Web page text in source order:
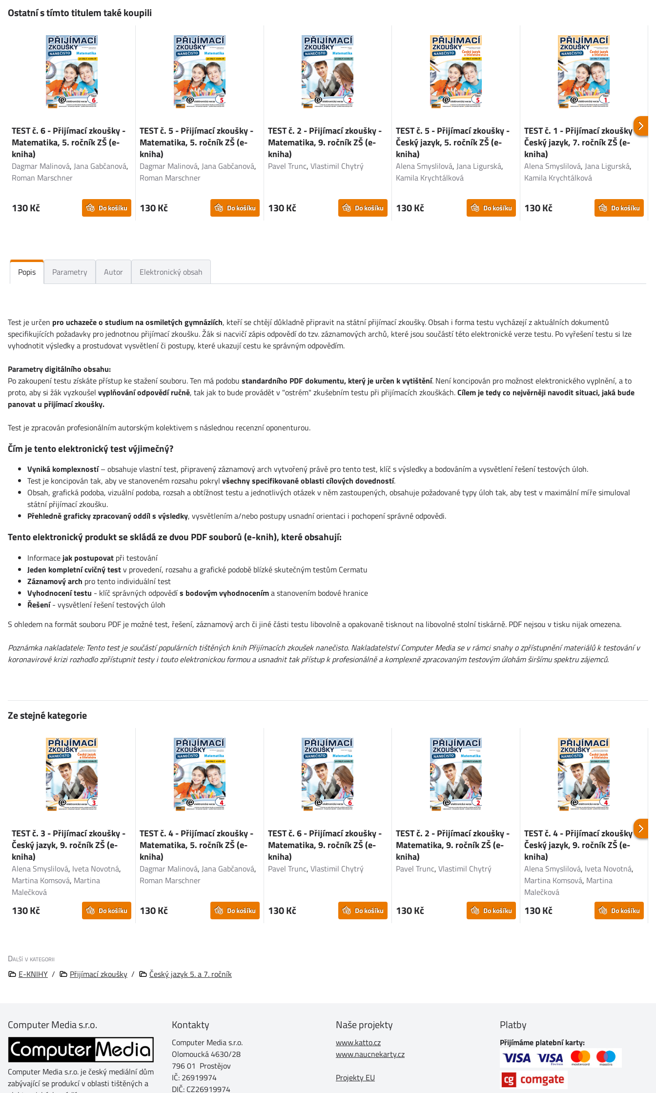
Ostatní s tímto titulem také koupili
TEST č. 6 - Přijímací zkoušky -
Matematika, 5. ročník ZŠ (e-
kniha)
Dagmar Malinová, Jana Gabčanová,
Roman Marschner
130 Kč Do košíku
TEST č. 5 - Přijímací zkoušky -
Matematika, 5. ročník ZŠ (e-
kniha)
Dagmar Malinová,Jana Gabčanová,
Roman Marschner
130 Kč Do košíku
TEST č. 2 - Přijímací zkoušky -
Matematika, 9. ročník ZŠ (e-
kniha)
Pavel Trunc, Vlastimil Chytrý
130 Kč Do košíku
TEST č. 5 - Přijímací zkoušky -
Český jazyk, 5. ročník ZŠ (e-
kniha)
Alena Smyslilová,Jana Ligurská,
Kamila Krychtálková
130 Kč Do košíku
TEST č. 1 - Přijímací zkoušky -
Český jazyk, 7. ročník ZŠ (e-
kniha)
Alena Smyslilová, Jana Ligurská,
Kamila Krychtálková
130 Kč Do košíku
Popis Parametry Autor Elektronický obsah
Test je určen pro uchazeče o studium na osmiletých gymnáziích, kteří se chtějí důkladně připravit na státní přijímací zkoušky. Obsah i forma testu vycházejí z aktuálních dokumentů
specifikujících požadavky pro jednotnou přijímací zkoušku. Žák si nacvičí zápis odpovědí do tzv. záznamových archů, které jsou součástí této elektronické verze testu. Po vyřešení testu si lze
vyhodnotit výsledky a prostudovat vysvětlení či postupy, které ukazují cestu ke správným odpovědím.
Parametry digitálního obsahu:
Po zakoupení testu získáte přístup ke stažení souboru. Ten má podobu standardního PDF dokumentu, který je určen k vytištění. Není koncipován pro možnost elektronického vyplnění, a to
proto, aby si žák vyzkoušel vyplňování odpovědí ručně, tak jak to bude provádět v "ostrém" zkušebním testu při přijímacích zkouškách.Cílem je tedy co nejvěrněji navodit situaci, jaká bude
panovat u přijímací zkoušky.
Test je zpracován profesionálním autorským kolektivem s následnou recenzní oponenturou.
Čím je tento elektronický test výjimečný?
Vyniká komplexností– obsahuje vlastní test, připravený záznamový arch vytvořený právě pro tento test, klíč s výsledky a bodováním a vysvětlení řešení testových úloh.
Test je koncipován tak, aby ve stanoveném rozsahu pokryl všechny specifikované oblasti cílových dovedností.
Obsah, grafická podoba, vizuální podoba, rozsah a obtížnost testu a jednotlivých otázek v něm zastoupených, obsahuje požadované typy úloh tak, aby test v maximální míře simuloval
státní přijímací zkoušku.
Přehledně graficky zpracovaný oddíl s výsledky, vysvětlením a/nebo postupy usnadní orientaci i pochopení správné odpovědi.
Tento elektronický produkt se skládá ze dvou PDF souborů (e-knih), které obsahují:
Informace jak postupovat při testování
Jeden kompletní cvičný testv provedení, rozsahu a grafické podobě blízké skutečným testům Cermatu
Záznamový arch pro tento individuální test
Vyhodnocení testu - klíč správných odpovědís bodovým vyhodnoceníma stanovením bodové hranice
Řešení- vysvětlení řešení testových úloh
S ohledem na formát souboru PDF je možné test, řešení, záznamový arch či jiné části testu libovolně a opakovaně tisknout na libovolné stolní tiskárně. PDF nejsou v tisku nijak omezena.
Poznámka nakladatele: Tento test je součástí populárních tištěných knih Přijímacích zkoušek nanečisto. Nakladatelství Computer Media se v rámci snahy o zpřístupnění materiálů k testování v
koronavirové krizi rozhodlo zpřístupnit testy i touto elektronickou formou a usnadnit tak přístup k profesionálně a komplexně zpracovaným testovým úlohám širšímu spektru zájemců.
Ze stejné kategorie
TEST č. 3 - Přijímací zkoušky -
Český jazyk, 9. ročník ZŠ (e-
kniha)
Alena Smyslilová, Iveta Novotná,
Martina Komsová, Martina
Malečková
130 Kč Do košíku
TEST č. 4 - Přijímací zkoušky -
Matematika, 5. ročník ZŠ (e-
kniha)
Dagmar Malinová,Jana Gabčanová,
Roman Marschner
130 Kč Do košíku
TEST č. 6 - Přijímací zkoušky -
Matematika, 9. ročník ZŠ (e-
kniha)
Pavel Trunc, Vlastimil Chytrý
130 Kč Do košíku
TEST č. 2 - Přijímací zkoušky -
Matematika, 9. ročník ZŠ (e-
kniha)
Pavel Trunc,Vlastimil Chytrý
130 Kč Do košíku
TEST č. 4 - Přijímací zkoušky -
Český jazyk, 9. ročník ZŠ (e-
kniha)
Alena Smyslilová, Iveta Novotná,
Martina Komsová, Martina
Malečková
130 Kč Do košíku
Další v kategorii
E-KNIHY / Přijímací zkoušky / Český jazyk 5. a 7. ročník
Computer Media s.r.o.
Computer Media s.r.o. je český mediální dům
zabývající se produkcí v oblasti tištěných a
Kontakty
Computer Media s.r.o.
Olomoucká 4630/28
796 01 Prostějov
IČ: 26919974
DIČ: CZ26919974
Naše projekty
www.katto.cz
www.naucnekarty.cz
Projekty EU
Platby
Přijímáme platební karty: